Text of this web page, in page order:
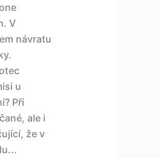
V
návratu
u
Při
ale i
že v